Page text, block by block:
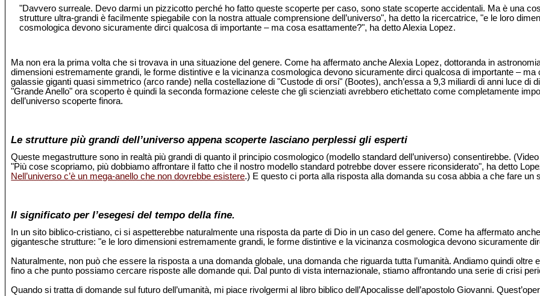
"Davvero surreale. Devo darmi un pizzicotto perché ho fatto queste scoperte per caso, sono state scoperte accidentali. Ma è una
strutture ultra-grandi è facilmente spiegabile con la nostra attuale comprensione dell’universo", ha detto la ricercatrice, "e le loro
cosmologica devono sicuramente dirci qualcosa di importante – ma cosa esattamente?", ha detto Alexia Lopez.
Ma non era la prima volta che si trovava in una situazione del genere. Come ha affermato anche Alexia Lopez, dottoranda in
dimensioni estremamente grandi, le forme distintive e la vicinanza cosmologica devono sicuramente dirci qualcosa di importante –
galassie giganti quasi simmetrico (arco rande) nella costellazione di "Custode di orsi" (Bootes), anch’essa a 9,3 miliardi di anni luce di
"Grande Anello" ora scoperto è quindi la seconda formazione celeste che gli scienziati avrebbero etichettato come completamente
dell’universo scoperte finora.
Le strutture più grandi dell’universo appena scoperte lasciano perplessi gli esperti
Queste megastrutture sono in realtà più grandi di quanto il principio cosmologico (modello standard dell’universo) consentirebbe.
"Più cose scopriamo, più dobbiamo affrontare il fatto che il nostro modello standard potrebbe dover essere riconsiderato", ha detto
Nell’universo c’è un mega-anello che non dovrebbe esistere.) E questo ci porta alla risposta alla domanda su cosa abbia a che fare
Il significato per l’esegesi del tempo della fine.
In un sito biblico-cristiano, ci si aspetterebbe naturalmente una risposta da parte di Dio in un caso del genere. Come ha affermato
gigantesche strutture: "e le loro dimensioni estremamente grandi, le forme distintive e la vicinanza cosmologica devono sicuramente
Naturalmente, non può che essere la risposta a una domanda globale, una domanda che riguarda tutta l’umanità. Andiamo quindi
fino a che punto possiamo cercare risposte alle domande qui. Dal punto di vista internazionale, stiamo affrontando una serie di crisi
Quando si tratta di domande sul futuro dell’umanità, mi piace rivolgermi al libro biblico dell’Apocalisse dell’apostolo Giovanni.